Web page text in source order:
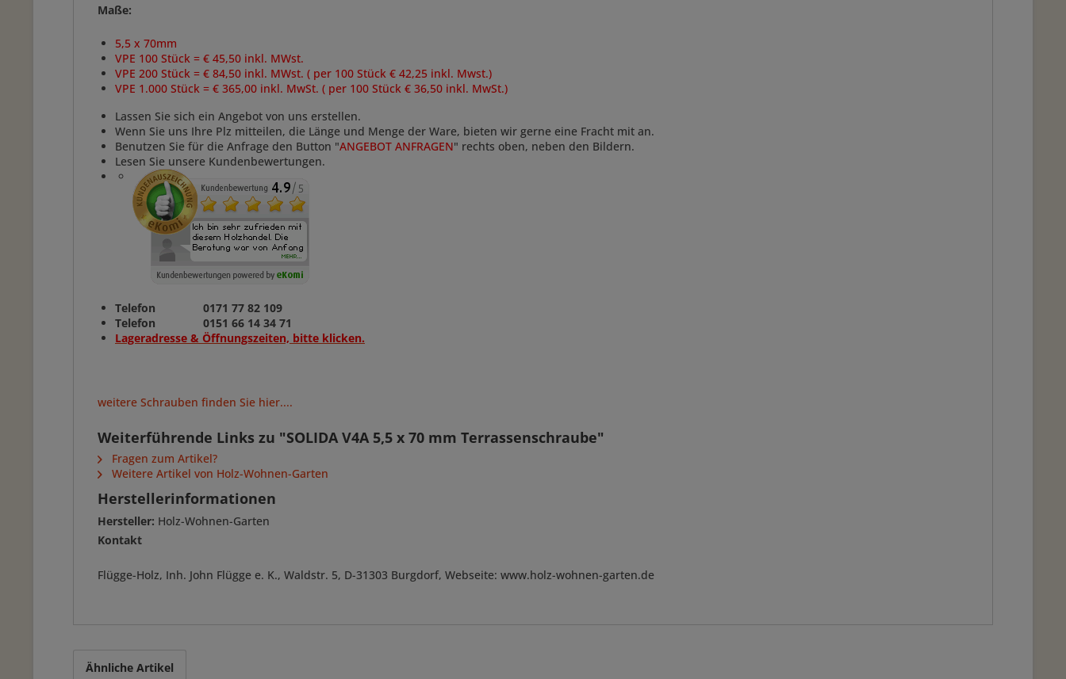
Maße:
5,5 x 70mm
VPE 100 Stück = € 45,50 inkl. MWst.
VPE 200 Stück = € 84,50 inkl. MWst. ( per 100 Stück € 42,25 inkl. Mwst.)
VPE 1.000 Stück = € 365,00 inkl. MwSt. ( per 100 Stück € 36,50 inkl. MwSt.)
Lassen Sie sich ein Angebot von uns erstellen.
Wenn Sie uns Ihre Plz mitteilen, die Länge und Menge der Ware, bieten wir gerne eine Fracht mit an.
Benutzen Sie für die Anfrage den Button "ANGEBOT ANFRAGEN" rechts oben, neben den Bildern.
Lesen Sie unsere Kundenbewertungen.
Telefon 0171 77 82 109
Telefon 0151 66 14 34 71
Lageradresse & Öffnungszeiten, bitte klicken.
weitere Schrauben finden Sie hier....
Weiterführende Links zu "SOLIDA V4A 5,5 x 70 mm Terrassenschraube"
Fragen zum Artikel?
Weitere Artikel von Holz-Wohnen-Garten
Herstellerinformationen
Hersteller: Holz-Wohnen-Garten
Kontakt
Flügge-Holz, Inh. John Flügge e. K., Waldstr. 5, D-31303 Burgdorf, Webseite: www.holz-wohnen-garten.de
Ähnliche Artikel